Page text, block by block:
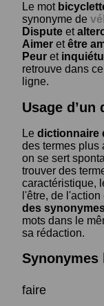
Le mot
synonyme de
Dispute et
Aimer etêtre
Peur et
retrouve dans
ligne.
Usage
Le dictionnaire
des termes plus
on se sert
trouver des
caractéristique,
l'être, de
des
mots dans le
sa rédaction.
Synonymes
faire